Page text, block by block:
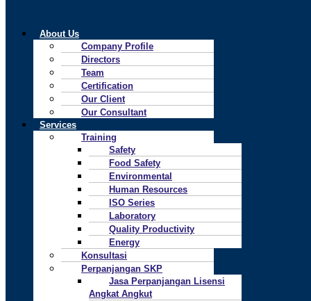
About Us
Company Profile
Directors
Team
Certification
Our Client
Our Consultant
Services
Training
Safety
Food Safety
Environmental
Human Resources
ISO Series
Laboratory
Quality Productivity
Energy
Konsultasi
Perpanjangan SKP
Jasa Perpanjangan Lisensi
Angkat Angkut